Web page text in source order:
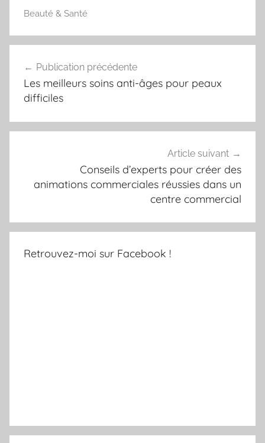
Beauté & Santé
h
s
e
de
l’article
Publication précédente
Les meilleurs soins anti-âges pour peaux
difficiles
Article suivant
Conseils d’experts pour créer des
animations commerciales réussies dans un
centre commercial
Retrouvez-moi sur Facebook !